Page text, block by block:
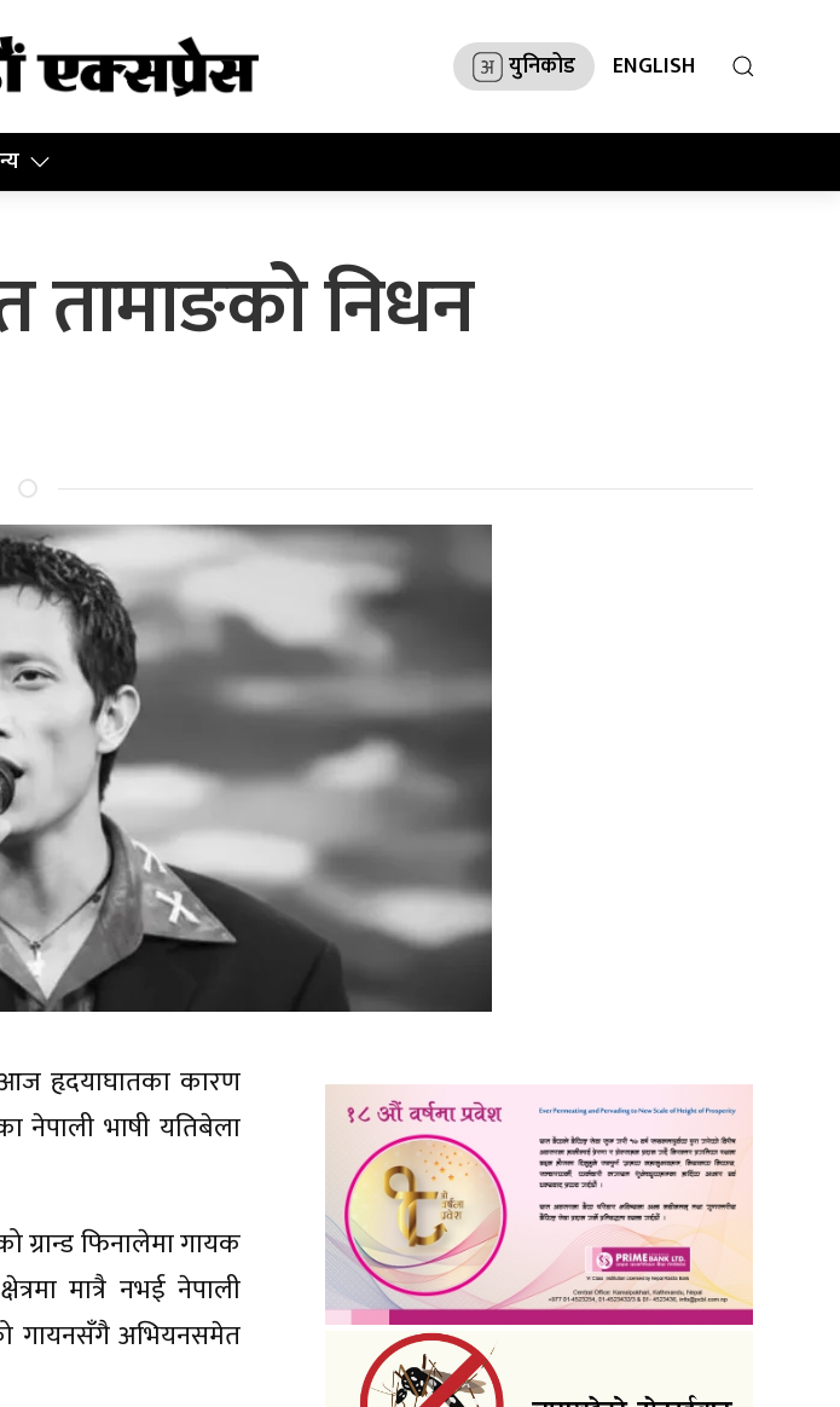
युनिकोड ENGLISH
तामाङको निधन
हृदयाघातका कारण
नेपाली भाषी यतिबेला
ग्रान्ड फिनालेमा गायक
मात्रै नभई नेपाली
गायनसँगै अभियनसमेत